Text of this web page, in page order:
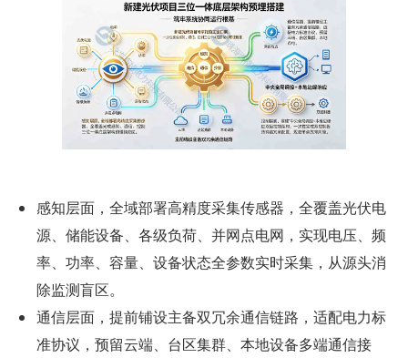
感知层面，全域部署高精度采集传感器，全覆盖光伏电
源、储能设备、各级负荷、并网点电网，实现电压、频
率、功率、容量、设备状态全参数实时采集，从源头消
除监测盲区。
通信层面，提前铺设主备双冗余通信链路，适配电力标
准协议，预留云端、台区集群、本地设备多端通信接